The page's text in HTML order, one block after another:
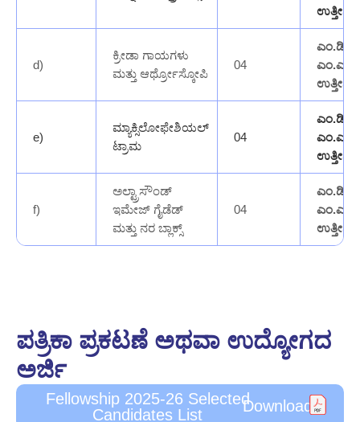
ಉತ್ತೀರ್ಣ
d)
ಕ್ರೀಡಾ ಗಾಯಗಳು
ಮತ್ತು ಆರ್ಥ್ರೋಸ್ಕೋಪಿ
04
ಎಂ.ಡಿ /
ಎಂ.ಎಸ್
ಉತ್ತೀರ್ಣ
e)
ಮ್ಯಾಕ್ಸಿಲೋಫೇಶಿಯಲ್
ಟ್ರಾಮ
04
ಎಂ.ಡಿ /
ಎಂ.ಎಸ್
ಉತ್ತೀರ್ಣ
f)
ಅಲ್ಟ್ರಾಸೌಂಡ್
ಇಮೇಜ್ ಗೈಡೆಡ್
ಮತ್ತು ನರ ಬ್ಲಾಕ್ಸ್
04
ಎಂ.ಡಿ /
ಎಂ.ಎಸ್
ಉತ್ತೀರ್ಣ
ಪತ್ರಿಕಾ ಪ್ರಕಟಣೆ ಅಥವಾ ಉದ್ಯೋಗದ
ಅರ್ಜಿ
Fellowship 2025-26 Selected
Candidates List
Download